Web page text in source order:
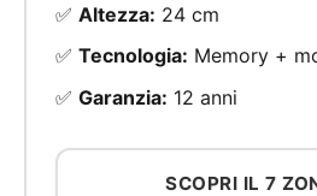
✅ Altezza: 24 cm
✅ Tecnologia: Memory +
✅ Garanzia: 12 anni
SCOPRI IL 7